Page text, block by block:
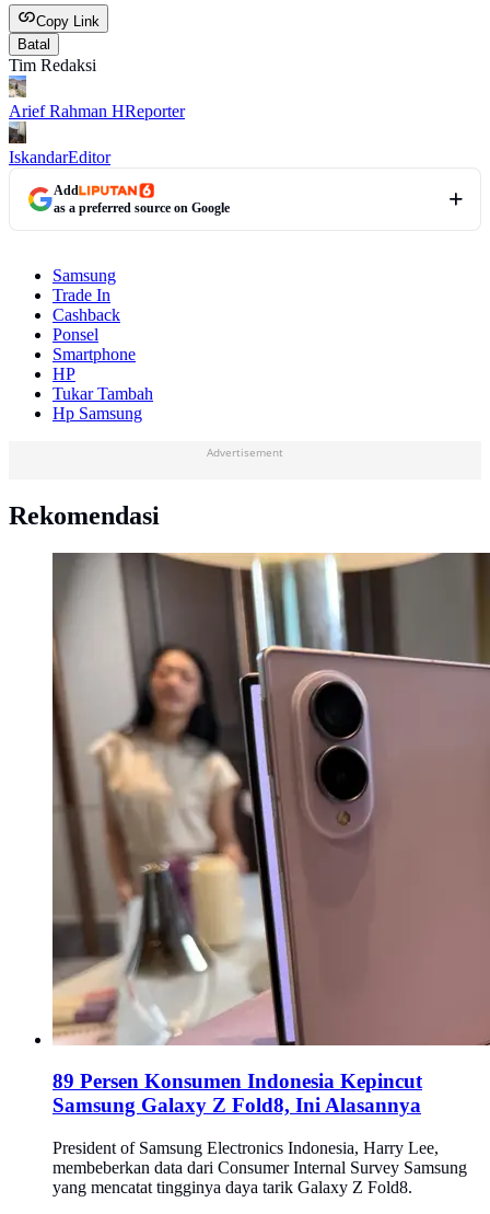
Copy Link
Batal
Tim Redaksi
Arief Rahman HReporter
IskandarEditor
Add
as a preferred source on Google
Samsung
Trade In
Cashback
Ponsel
Smartphone
HP
Tukar Tambah
Hp Samsung
Advertisement
Rekomendasi
89 Persen Konsumen Indonesia Kepincut
Samsung Galaxy Z Fold8, Ini Alasannya
President of Samsung Electronics Indonesia, Harry Lee,
membeberkan data dari Consumer Internal Survey Samsung
yang mencatat tingginya daya tarik Galaxy Z Fold8.